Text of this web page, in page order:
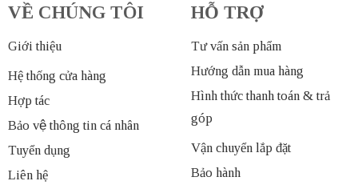
VỀ CHÚNG TÔI
Giới thiệu
Hệ thống cửa hàng
Hợp tác
Bảo vệ thông tin cá nhân
Tuyển dụng
Liên hệ
HỖ TRỢ
Tư vấn sản phẩm
Hướng dẫn mua hàng
Hình thức thanh toán & trả
góp
Vận chuyển lắp đặt
Bảo hành